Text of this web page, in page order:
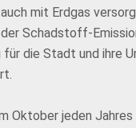
mit Erdgas
Schadstoff-
die Stadt und ihre
Oktober jeden